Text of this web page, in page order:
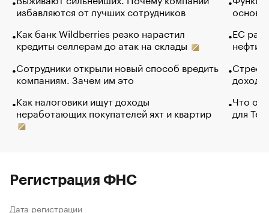
избавляются от лучших сотрудников
Как банк Wildberries резко нарастил
кредиты селлерам до атак на склады
Сотрудники открыли новый способ вредить
компаниям. Зачем им это
Как налоговики ищут доходы
неработающих покупателей яхт и квартир
основ
ЕС
нефти
Что
для
Регистрация ФНС
Дата регистрации